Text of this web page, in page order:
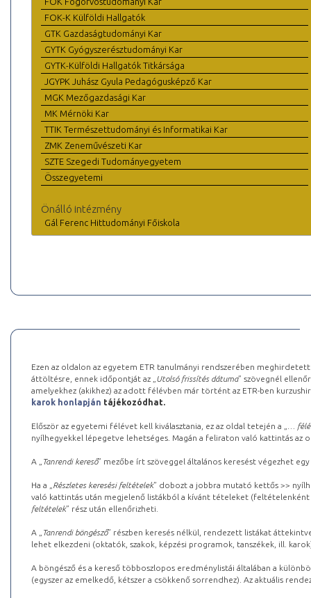
FOK-K Külföldi Hallgatók
GTK Gazdaságtudományi Kar
GYTK Gyógyszerésztudományi Kar
GYTK-Külföldi Hallgatók Titkársága
JGYPK Juhász Gyula Pedagógusképző Kar
MGK Mezőgazdasági Kar
MK Mérnöki Kar
TTIK Természettudományi és Informatikai Kar
ZMK Zeneművészeti Kar
SZTE Szegedi Tudományegyetem
Összegyetemi
Önálló intézmény
Gál Ferenc Hittudományi Főiskola
Ezen az oldalon az egyetem ETR tanulmányi rendszerében
áttöltésre, ennek időpontját az „ Utolsó frissítés dátuma” szövegnél
amelyekhez (akikhez) az adott félévben már történt az ETR-ben
karok honlapján tájékozódhat.
Először az egyetemi félévet kell kiválasztania, ez az oldal tetején a „
…
nyílhegyekkel lépegetve lehetséges. Magán a feliraton való kattintás az
A „ Tanrendi kereső” mezőbe írt szöveggel általános keresést végezhet
Ha a „ Részletes keresési feltételek” dobozt a jobbra mutató kettős >>
való kattintás után megjelenő listákból a kívánt tételeket (feltételenként
feltételek” rész után ellenőrizheti.
A „ Tanrendi böngésző” részben keresés nélkül, rendezett listákat
lehet elkezdeni (oktatók, szakok, képzési programok, tanszékek, ill.
A böngésző és a kereső többoszlopos eredménylistái általában a
(egyszer az emelkedő, kétszer a csökkenő sorrendhez). Az aktuális